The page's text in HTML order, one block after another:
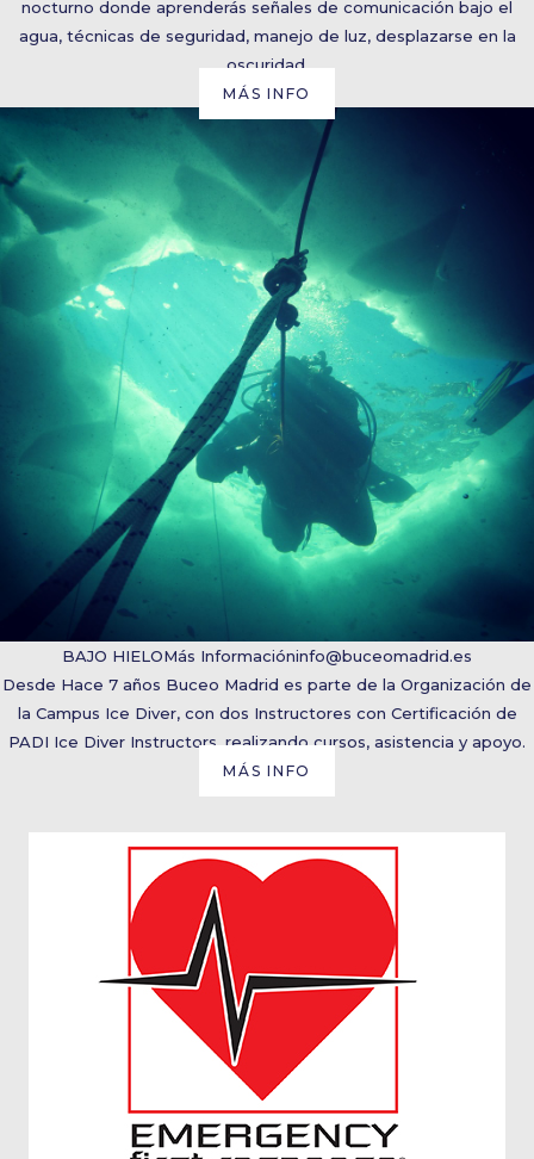
nocturno donde aprenderás señales de comunicación bajo el
agua, técnicas de seguridad, manejo de luz, desplazarse en la
oscuridad.
MÁS INFO
BAJO HIELOMás Informacióninfo@buceomadrid.es
Desde Hace 7 años Buceo Madrid es parte de la Organización de
la Campus Ice Diver, con dos Instructores con Certificación de
PADI Ice Diver Instructors, realizando cursos, asistencia y apoyo.
MÁS INFO